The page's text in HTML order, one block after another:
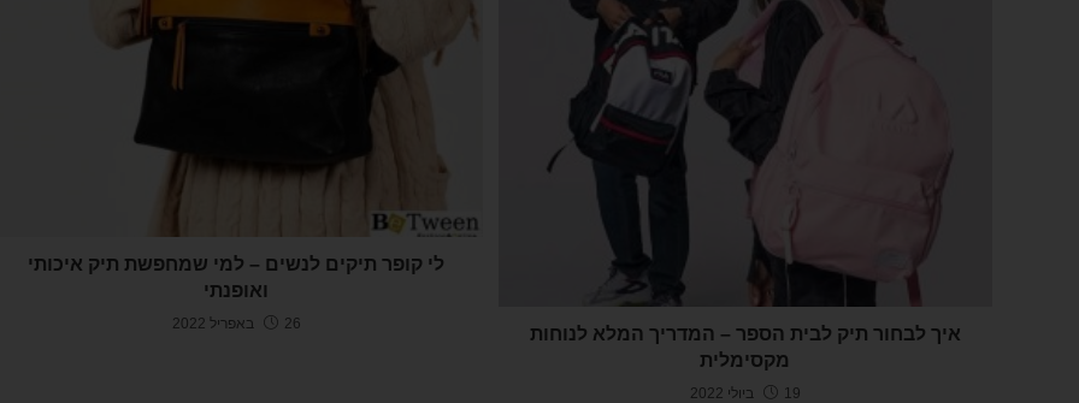
לי קופר תיקים לנשים – למי שמחפשת תיק איכותי
ואופנתי
26 באפריל 2022
איך לבחור תיק לבית הספר – המדריך המלא לנוחות
מקסימלית
19 ביולי 2022